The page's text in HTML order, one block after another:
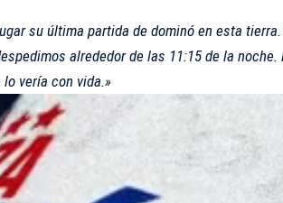
su última partida de dominó en esta
alrededor de las 11:15 de la noche.
vería con vida.»